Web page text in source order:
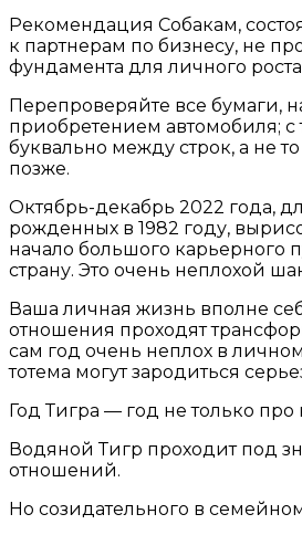
Рекомендация Собакам,
к партнерам по бизнесу, не
фундамента для личного
Перепроверяйте все бумаги,
приобретением автомобиля; с
буквально между строк, а не
позже.
Октябрь-декабрь 2022 года,
рожденных в 1982 году,
начало большого карьерного
страну. Это очень неплохой
Ваша личная жизнь вполне
отношения проходят
сам год очень неплох в
тотема могут зародиться
Год Тигра — год не только
Водяной Тигр проходит под
отношений.
Но созидательного в